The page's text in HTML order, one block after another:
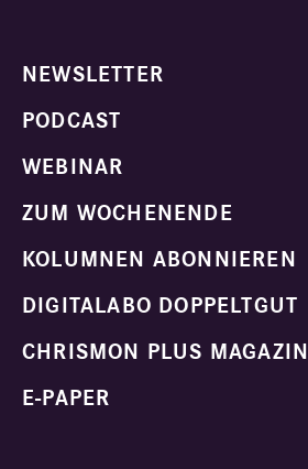
NEWSLETTER
PODCAST
WEBINAR
ZUM WOCHENENDE
KOLUMNEN ABONNIEREN
DIGITALABO DOPPELTGUT
CHRISMON PLUS MAGAZIN
E-PAPER